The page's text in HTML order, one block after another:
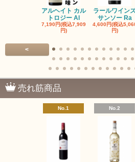
アルヘイト カル
トロジー Al
7,190円(税込7,909
円)
ラールワイン
サンソー Ra
4,600円(税込
円)
<
売れ筋商品
No.1 No.2